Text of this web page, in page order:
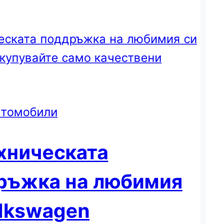
Cars
обявиха
в
на любимия